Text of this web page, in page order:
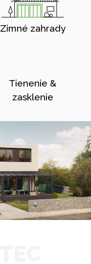
Zimné zahrady
Tienenie &
zasklenie